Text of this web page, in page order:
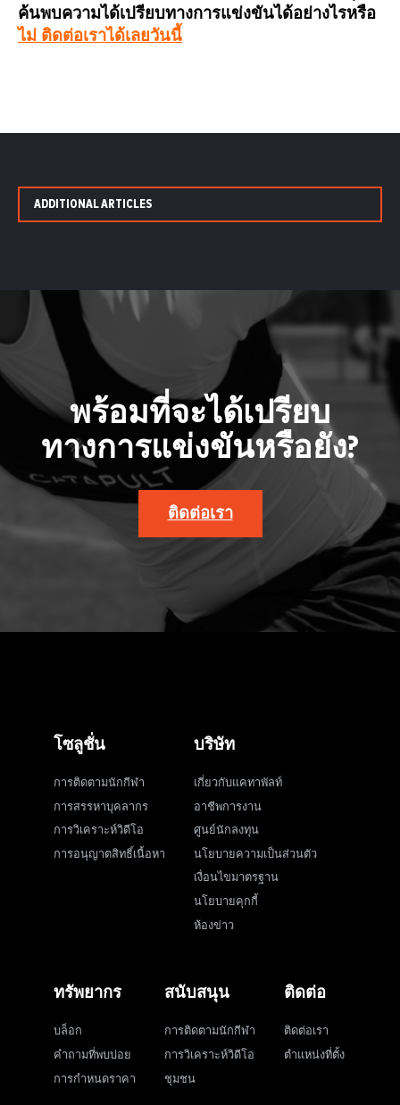
ค้นพบความได้เปรียบทางการแข่งขันได้อย่างไรหรือ
ไม่ ติดต่อเราได้เลยวันนี้
ADDITIONAL ARTICLES
พร้อมที่จะได้เปรียบ
ทางการแข่งขันหรือยัง?
ติดต่อเรา
โซลูชั่น
การติดตามนักกีฬา
การสรรหาบุคลากร
การวิเคราะห์วิดีโอ
การอนุญาตสิทธิ์เนื้อหา
บริษัท
เกี่ยวกับแคทาพัลท์
อาชีพการงาน
ศูนย์นักลงทุน
นโยบายความเป็นส่วนตัว
เงื่อนไขมาตรฐาน
นโยบายคุกกี้
ห้องข่าว
ทรัพยากร
บล็อก
คำถามที่พบบ่อย
การกำหนดราคา
สนับสนุน
การติดตามนักกีฬา
การวิเคราะห์วิดีโอ
ชุมชน
ติดต่อ
ติดต่อเรา
ตำแหน่งที่ตั้ง